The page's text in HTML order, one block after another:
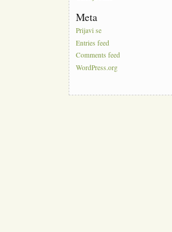
Meta
Prijavi se
Entries feed
Comments feed
WordPress.org